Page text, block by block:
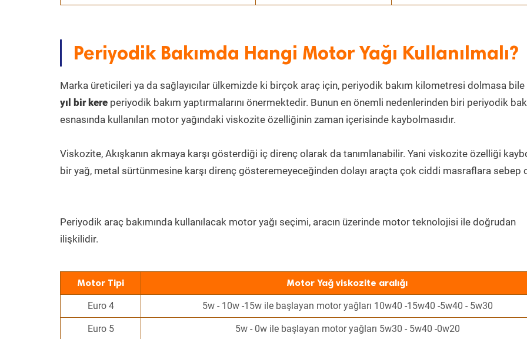
Periyodik Bakımda Hangi Motor Yağı Kullanılmalı?
Marka üreticileri ya da sağlayıcılar ülkemizde ki birçok araç için, periyodik bakım kilometresi dolmasa bile
yıl bir kere periyodik bakım yaptırmalarını önermektedir. Bunun en önemli nedenlerinden biri periyodik
esnasında kullanılan motor yağındaki viskozite özelliğinin zaman içerisinde kaybolmasıdır.
Viskozite, Akışkanın akmaya karşı gösterdiği iç direnç olarak da tanımlanabilir. Yani viskozite özelliği
bir yağ, metal sürtünmesine karşı direnç gösteremeyeceğinden dolayı araçta çok ciddi masraflara sebep
Periyodik araç bakımında kullanılacak motor yağı seçimi, aracın üzerinde motor teknolojisi ile doğrudan
ilişkilidir.
Motor Tipi Motor Yağ viskozite aralığı
Euro 4 5w - 10w -15w ile başlayan motor yağları 10w40 -15w40 -5w40 - 5w30
Euro 5 5w - 0w ile başlayan motor yağları 5w30 - 5w40 -0w20